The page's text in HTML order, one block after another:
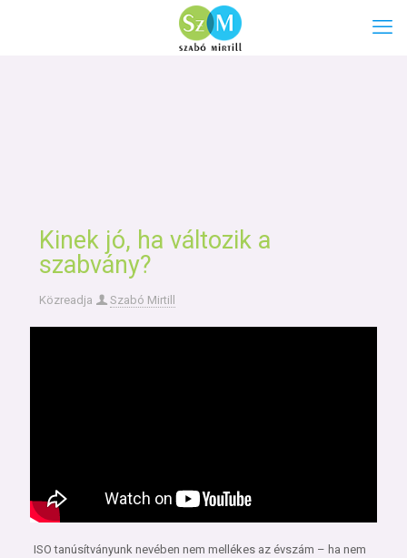
Kinek jó, ha változik a
szabvány?
Közreadja Szabó Mirtill
ISO tanúsítványunk nevében nem mellékes az évszám – ha nem